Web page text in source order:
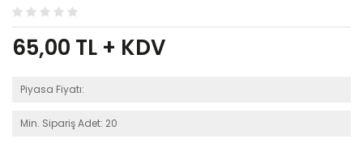
65,00 TL + KDV
Piyasa Fiyatı:
Min. Sipariş Adet: 20